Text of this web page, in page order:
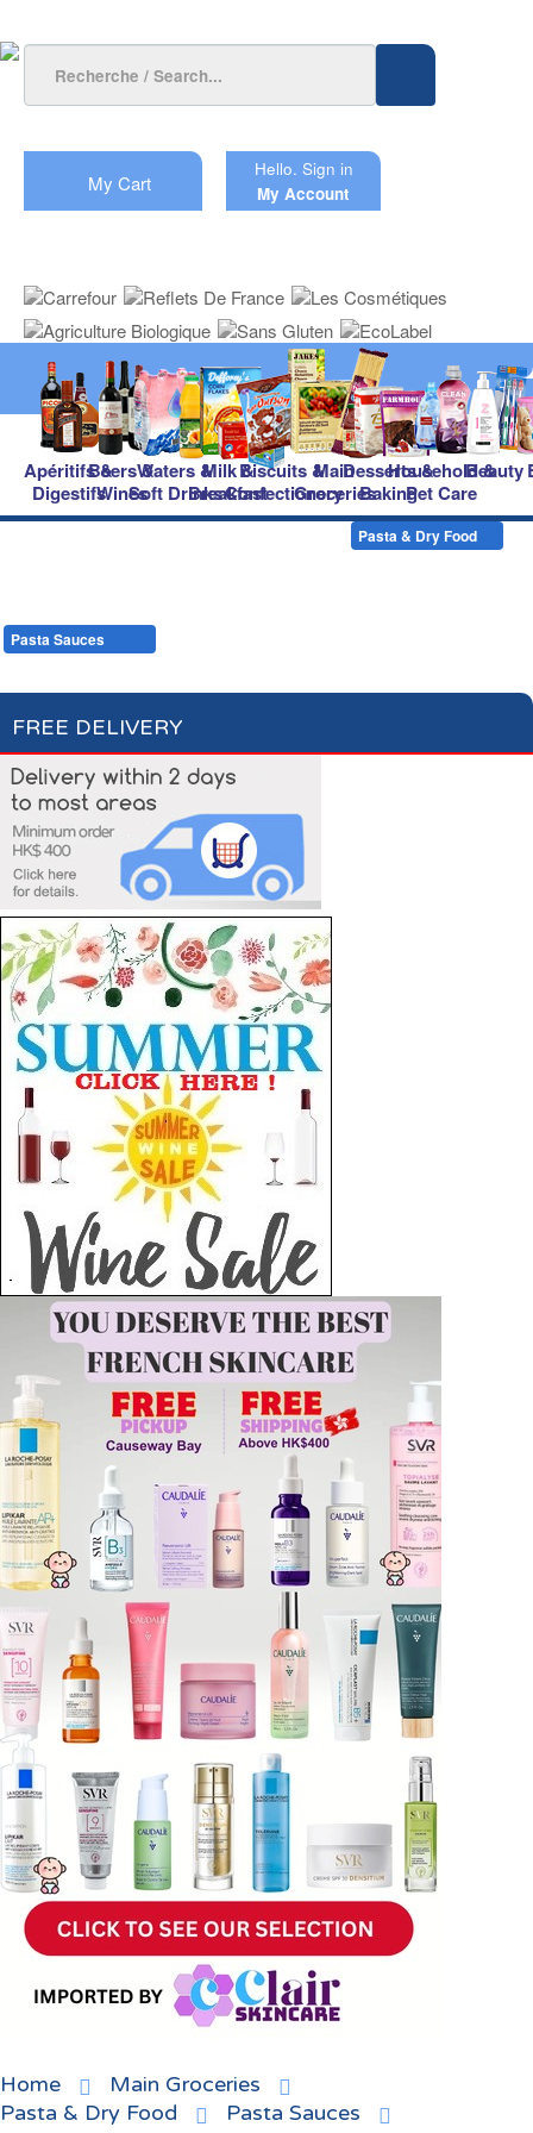
My Cart
Hello. Sign in
My Account
Apéritifs &
Digestifs
Beers &
Wines
Waters &
Soft Drinks
Milk &
Breakfast
Biscuits &
Confectionery
Main
Groceries
Desserts &
Baking
Household &
Pet Care
Beauty
Pasta & Dry Food
Pasta Sauces
FREE DELIVERY
Home
Main Groceries
Pasta & Dry Food
Pasta Sauces